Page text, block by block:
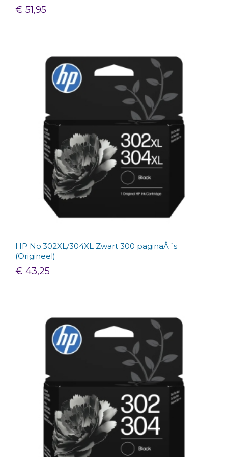
€ 51,95
HP No.302XL/304XL Zwart 300 paginaÂ´s
(Origineel)
€ 43,25